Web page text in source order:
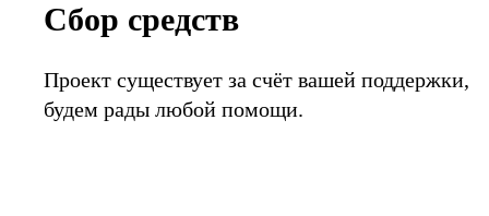
Сбор средств
Проект существует за счёт вашей поддержки,
будем рады любой помощи.